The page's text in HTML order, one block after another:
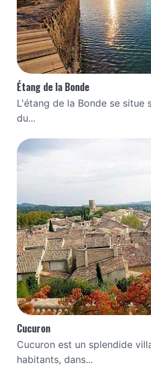
Étang de la Bonde
L'étang de la Bonde se situe
du...
Cucuron
Cucuron est un splendide
habitants, dans...